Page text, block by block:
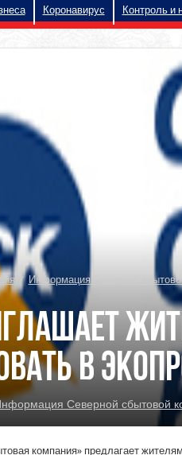
Коронавирус Контроль и
/ Информация Северной
в
Северной сбытовой
компания» предлагает